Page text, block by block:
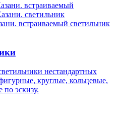
встраиваемый
светильник
встраиваемый светильник
нестандартных
круглые, кольцевые,
эскизу.